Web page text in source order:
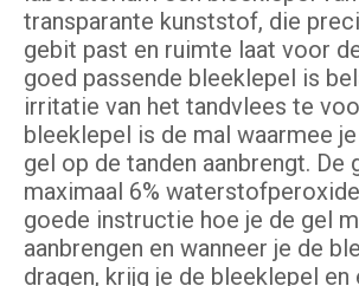
transparante kunststof, die
gebit past en ruimte laat voor
goed passende bleeklepel is
irritatie van het tandvlees te
bleeklepel is de mal waarmee
gel op de tanden aanbrengt. De
maximaal 6%
goede instructie hoe je de gel
aanbrengen en wanneer je de
dragen, krijg je de bleeklepel en